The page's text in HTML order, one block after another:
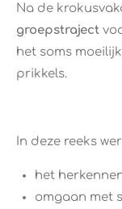
Na de
groepstraject
het soms
prikkels.
In deze reeks
het
omgaan met